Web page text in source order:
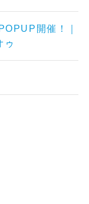
開催！｜
ゥ